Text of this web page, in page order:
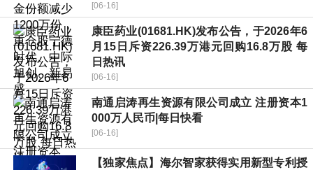
[06-16]
康臣药业(01681.HK)发布公告，于2026年6
月15日斥资226.39万港元回购16.8万股 每
日热讯
[06-16]
南通启涛再生资源有限公司成立 注册资本1
000万人民币|每日快看
[06-16]
【独家焦点】海尔智家获得实用新型专利授